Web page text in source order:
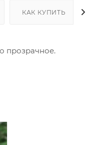
КАК КУПИТЬ
прозрачное.